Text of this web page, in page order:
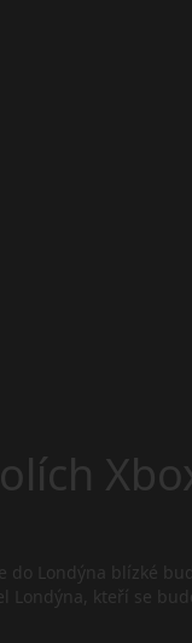
Londýna blízké
kteří se